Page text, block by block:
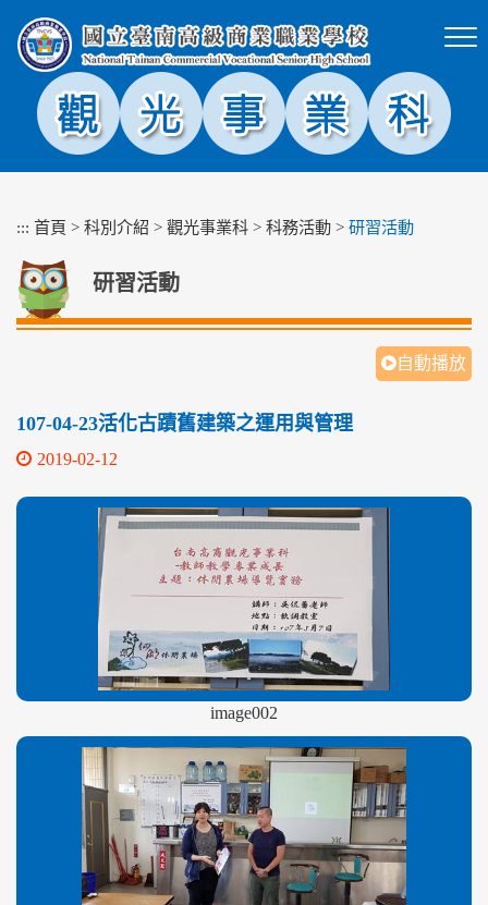
塊
::: 首頁 > 科別介紹 > 觀光事業科 > 科務活動 > 研習活動
研習活動
自動播放
107-04-23活化古蹟舊建築之運用與管理
2019-02-12
image002